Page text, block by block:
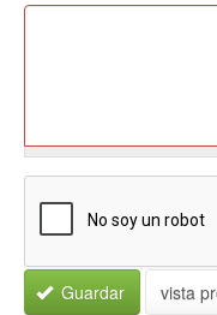
Guardar vista